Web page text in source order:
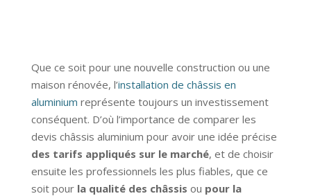
Que ce soit pour une nouvelle construction ou une
maison rénovée, l’installation de châssis en
aluminium représente toujours un investissement
conséquent. D’où l’importance de comparer les
devis châssis aluminium pour avoir une idée précise
des tarifs appliqués sur le marché, et de choisir
ensuite les professionnels les plus fiables, que ce
soit pour la qualité des châssis ou pour la